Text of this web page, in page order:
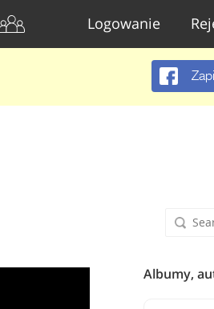
Logowanie
Albumy,